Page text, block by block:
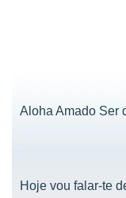
Aloha Amado Ser
Hoje vou falar-te